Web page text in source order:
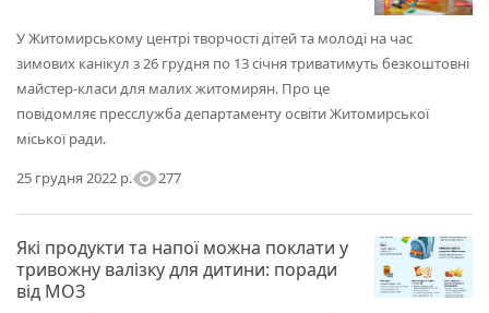
У Житомирському центрі творчості дітей та молоді на час
зимових канікул з 26 грудня по 13 січня триватимуть безкоштовні
майстер-класи для малих житомирян. Про це
повідомляє пресслужба департаменту освіти Житомирської
міської ради.
25 грудня 2022 р.visibility277
Які продукти та напої можна поклати у
тривожну валізку для дитини: поради
від МОЗ